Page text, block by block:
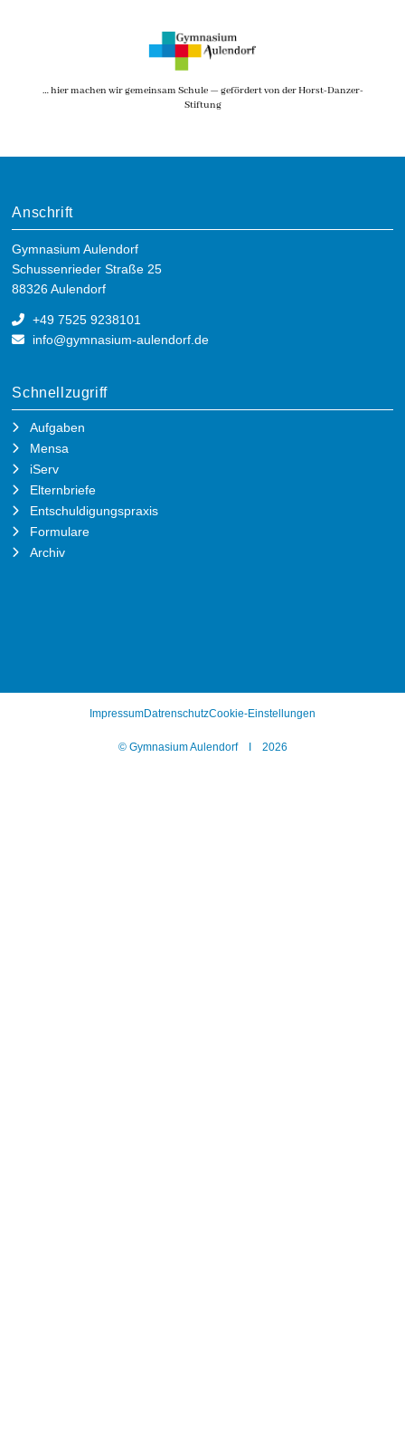
… hier machen wir gemeinsam Schule — gefördert von der Horst-Danzer-
Stiftung
Anschrift
Gymnasium Aulendorf
Schussenrieder Straße 25
88326 Aulendorf
+49 7525 9238101
info@gymnasium-aulendorf.de
Schnellzugriff
Aufgaben
Mensa
iServ
Elternbriefe
Entschuldigungspraxis
Formulare
Archiv
© Gymnasium Aulendorf I 2026
ImpressumDatrenschutzCookie-Einstellungen